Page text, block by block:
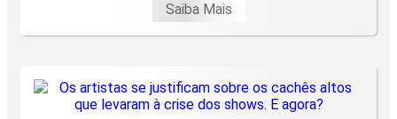
Saiba Mais